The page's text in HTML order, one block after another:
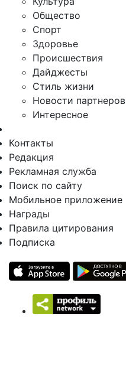
Общество
Спорт
Здоровье
Происшествия
Дайджесты
Стиль жизни
Новости партнеров
Интересное
Контакты
Редакция
Рекламная служба
Поиск по сайту
Мобильное приложение
Награды
Правила цитирования
Подписка